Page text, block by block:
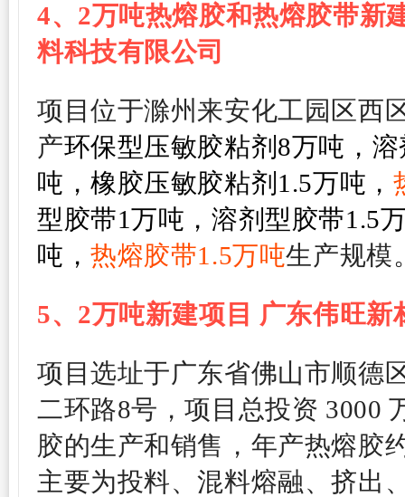
4、 2万吨热熔胶和热熔胶带新
料科技有限公司
项目位于滁州来安化工园区西
产环保型压敏胶粘剂8万吨，
吨，橡胶压敏胶粘剂1.5万吨，
型胶带1万吨，溶剂型胶带1.5
吨，热熔胶带1.5万吨生产规模
5、 2万吨新建项目 广东伟旺新
项目选址于广东省佛山市顺德
二环路8号，项目总投资 3000
胶的生产和销售，年产热熔胶
主要为投料、混料熔融、挤出